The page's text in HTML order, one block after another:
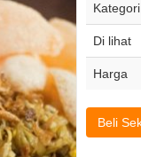
Kategori
Di lihat
Harga
Beli